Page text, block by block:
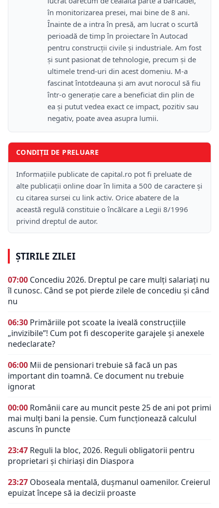
în monitorizarea presei, mai bine de 8 ani.
Înainte de a intra în presă, am lucrat o scurtă
perioadă de timp în proiectare în Autocad
pentru construcții civile și industriale. Am fost
și sunt pasionat de tehnologie, precum și de
ultimele trend-uri din acest domeniu. M-a
fascinat întotdeauna și am avut norocul să fiu
într-o generație care a beneficiat din plin de
ea și putut vedea exact ce impact, pozitiv sau
negativ, poate avea asupra lumii.
CONDIȚII DE PRELUARE
Informațiile publicate de capital.ro pot fi preluate de
alte publicații online doar în limita a 500 de caractere și
cu citarea sursei cu link activ. Orice abatere de la
această regulă constituie o încălcare a Legii 8/1996
privind dreptul de autor.
ȘTIRILE ZILEI
07:00 Concediu 2026. Dreptul pe care mulți salariați nu
îl cunosc. Când se pot pierde zilele de concediu și când
nu
06:30 Primăriile pot scoate la iveală construcțiile
„invizibile”! Cum pot fi descoperite garajele și anexele
nedeclarate?
06:00 Mii de pensionari trebuie să facă un pas
important din toamnă. Ce document nu trebuie
ignorat
00:00 Românii care au muncit peste 25 de ani pot primi
mai mulți bani la pensie. Cum funcționează calculul
ascuns în puncte
23:47 Reguli la bloc, 2026. Reguli obligatorii pentru
proprietari și chiriași din Diaspora
23:27 Oboseala mentală, dușmanul oamenilor. Creierul
epuizat începe să ia decizii proaste